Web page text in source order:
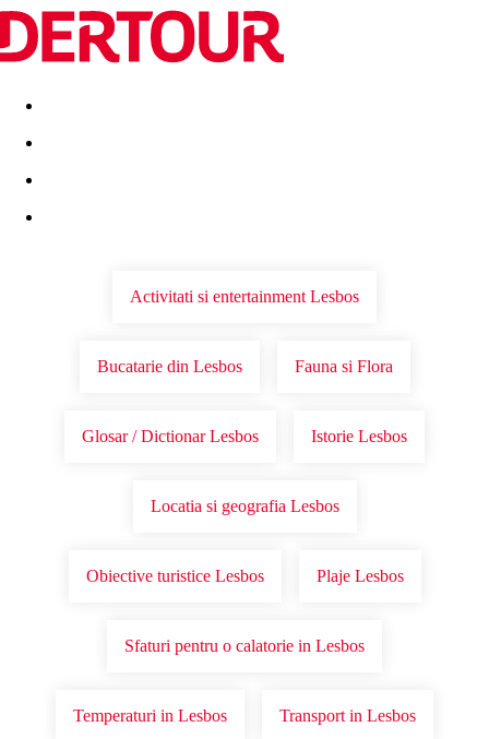
Destinatii Vacanta perfecta OFERTE DE NERATAT
Activitati si entertainment Lesbos
Bucatarie din Lesbos Fauna si Flora
Glosar / Dictionar Lesbos Istorie Lesbos
Locatia si geografia Lesbos
Obiective turistice Lesbos Plaje Lesbos
Sfaturi pentru o calatorie in Lesbos
Temperaturi in Lesbos Transport in Lesbos